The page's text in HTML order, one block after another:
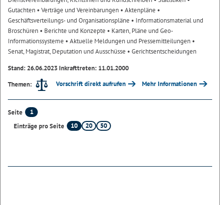
Gutachten • Verträge und Vereinbarungen • Aktenpläne •
Geschäftsverteilungs- und Organisationspläne • Informationsmaterial und
Broschüren • Berichte und Konzepte • Karten, Pläne und Geo-
Informationssysteme • Aktuelle Meldungen und Pressemitteilungen •
Senat, Magistrat, Deputation und Ausschüsse • Gerichtsentscheidungen
Stand: 26.06.2023 Inkrafttreten: 11.01.2000
Themen:
Vorschrift direkt aufrufen Mehr Informationen
Seite
1
Einträge pro Seite
10 20 50